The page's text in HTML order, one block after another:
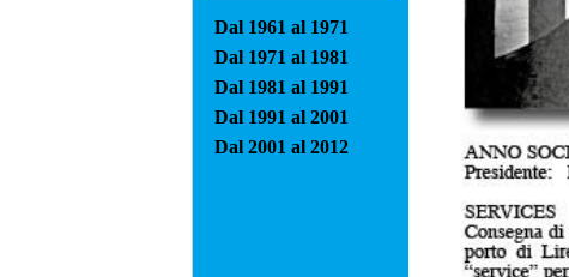
Dal 1961 al 1971
Dal 1971 al 1981
Dal 1981 al 1991
Dal 1991 al 2001
Dal 2001 al 2012